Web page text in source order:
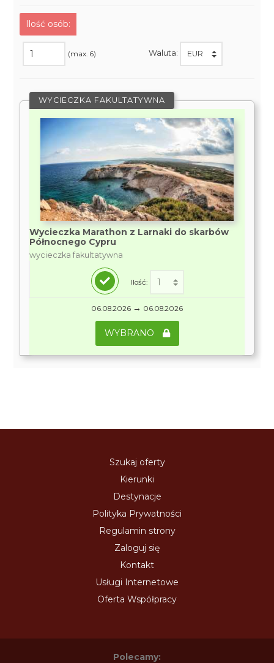
Ilość osób:
(max. 6) Waluta:
WYCIECZKA FAKULTATYWNA
Wycieczka Marathon z Larnaki do skarbów
Północnego Cypru
wycieczka fakultatywna
Ilość:
06.08.2026 → 06.08.2026
WYBRANO
Szukaj oferty
Kierunki
Destynacje
Polityka Prywatności
Regulamin strony
Zaloguj się
Kontakt
Usługi Internetowe
Oferta Współpracy
Polecamy: